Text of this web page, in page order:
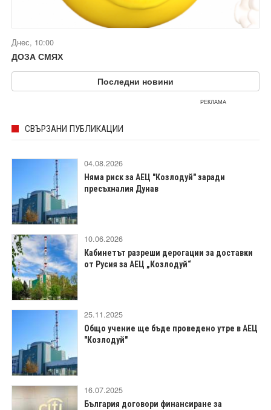
Днес, 10:00
ДОЗА СМЯХ
Последни новини
РЕКЛАМА
СВЪРЗАНИ ПУБЛИКАЦИИ
04.08.2026
Няма риск за АЕЦ "Козлодуй" заради
пресъхналия Дунав
10.06.2026
Кабинетът разреши дерогации за доставки
от Русия за АЕЦ „Козлодуй“
25.11.2025
Общо учение ще бъде проведено утре в АЕЦ
"Козлодуй"
16.07.2025
България договори финансиране за